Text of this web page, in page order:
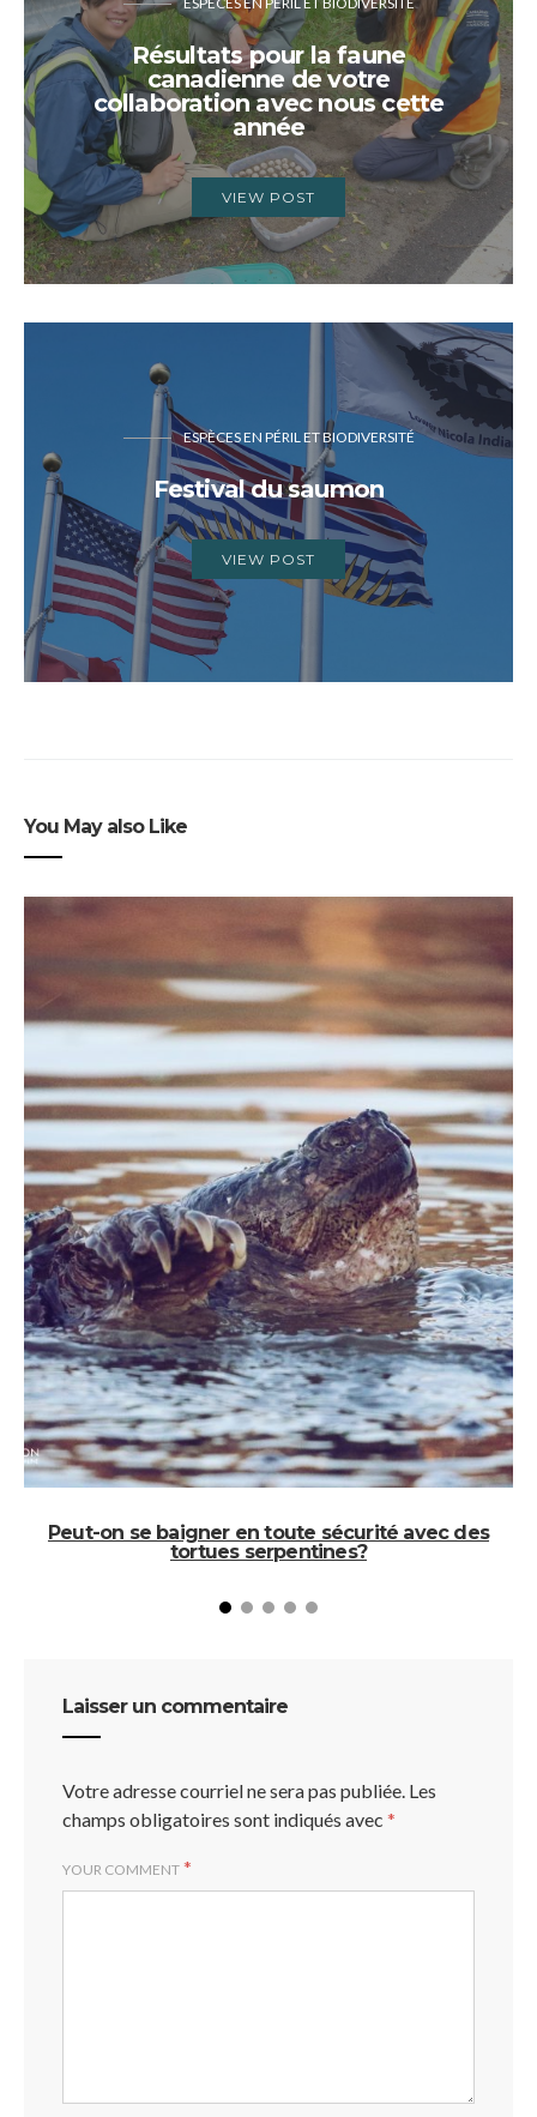
Résultats pour la faune
canadienne de votre
collaboration avec nous cette
année
VIEW POST
ESPÈCES EN PÉRIL ET BIODIVERSITÉ
Festival du saumon
VIEW POST
You May also Like
Peut-on se baigner en toute sécurité avec des
tortues serpentines?
Laisser un commentaire
Votre adresse courriel ne sera pas publiée. Les
champs obligatoires sont indiqués avec *
YOUR COMMENT *